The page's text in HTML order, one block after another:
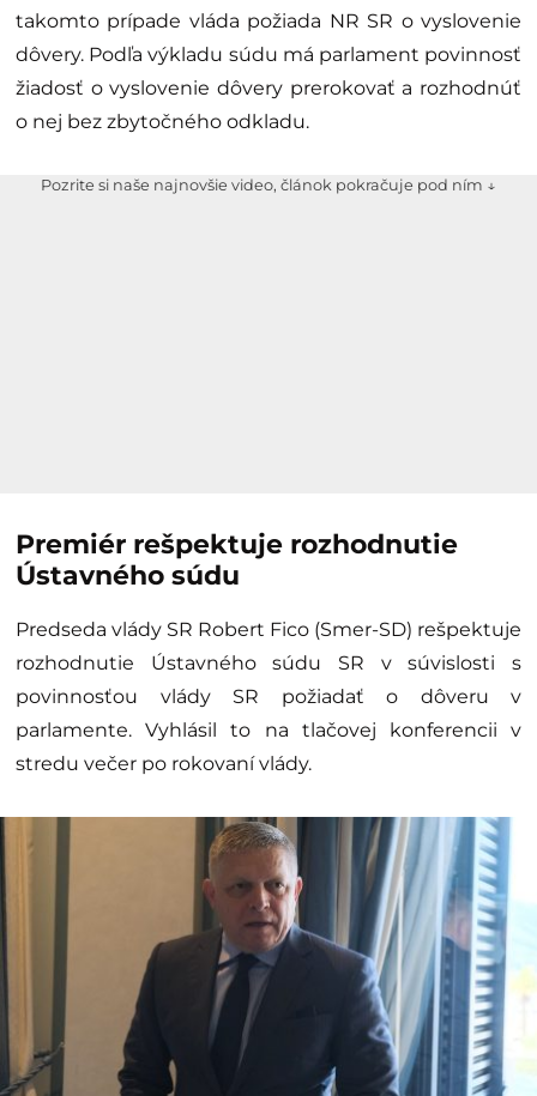
takomto prípade vláda požiada NR SR o vyslovenie
dôvery. Podľa výkladu súdu má parlament povinnosť
žiadosť o vyslovenie dôvery prerokovať a rozhodnúť
o nej bez zbytočného odkladu.
Pozrite si naše najnovšie video, článok pokračuje pod ním ↓
Premiér rešpektuje rozhodnutie
Ústavného súdu
Predseda vlády SR Robert Fico (Smer-SD) rešpektuje
rozhodnutie Ústavného súdu SR v súvislosti s
povinnosťou vlády SR požiadať o dôveru v
parlamente. Vyhlásil to na tlačovej konferencii v
stredu večer po rokovaní vlády.